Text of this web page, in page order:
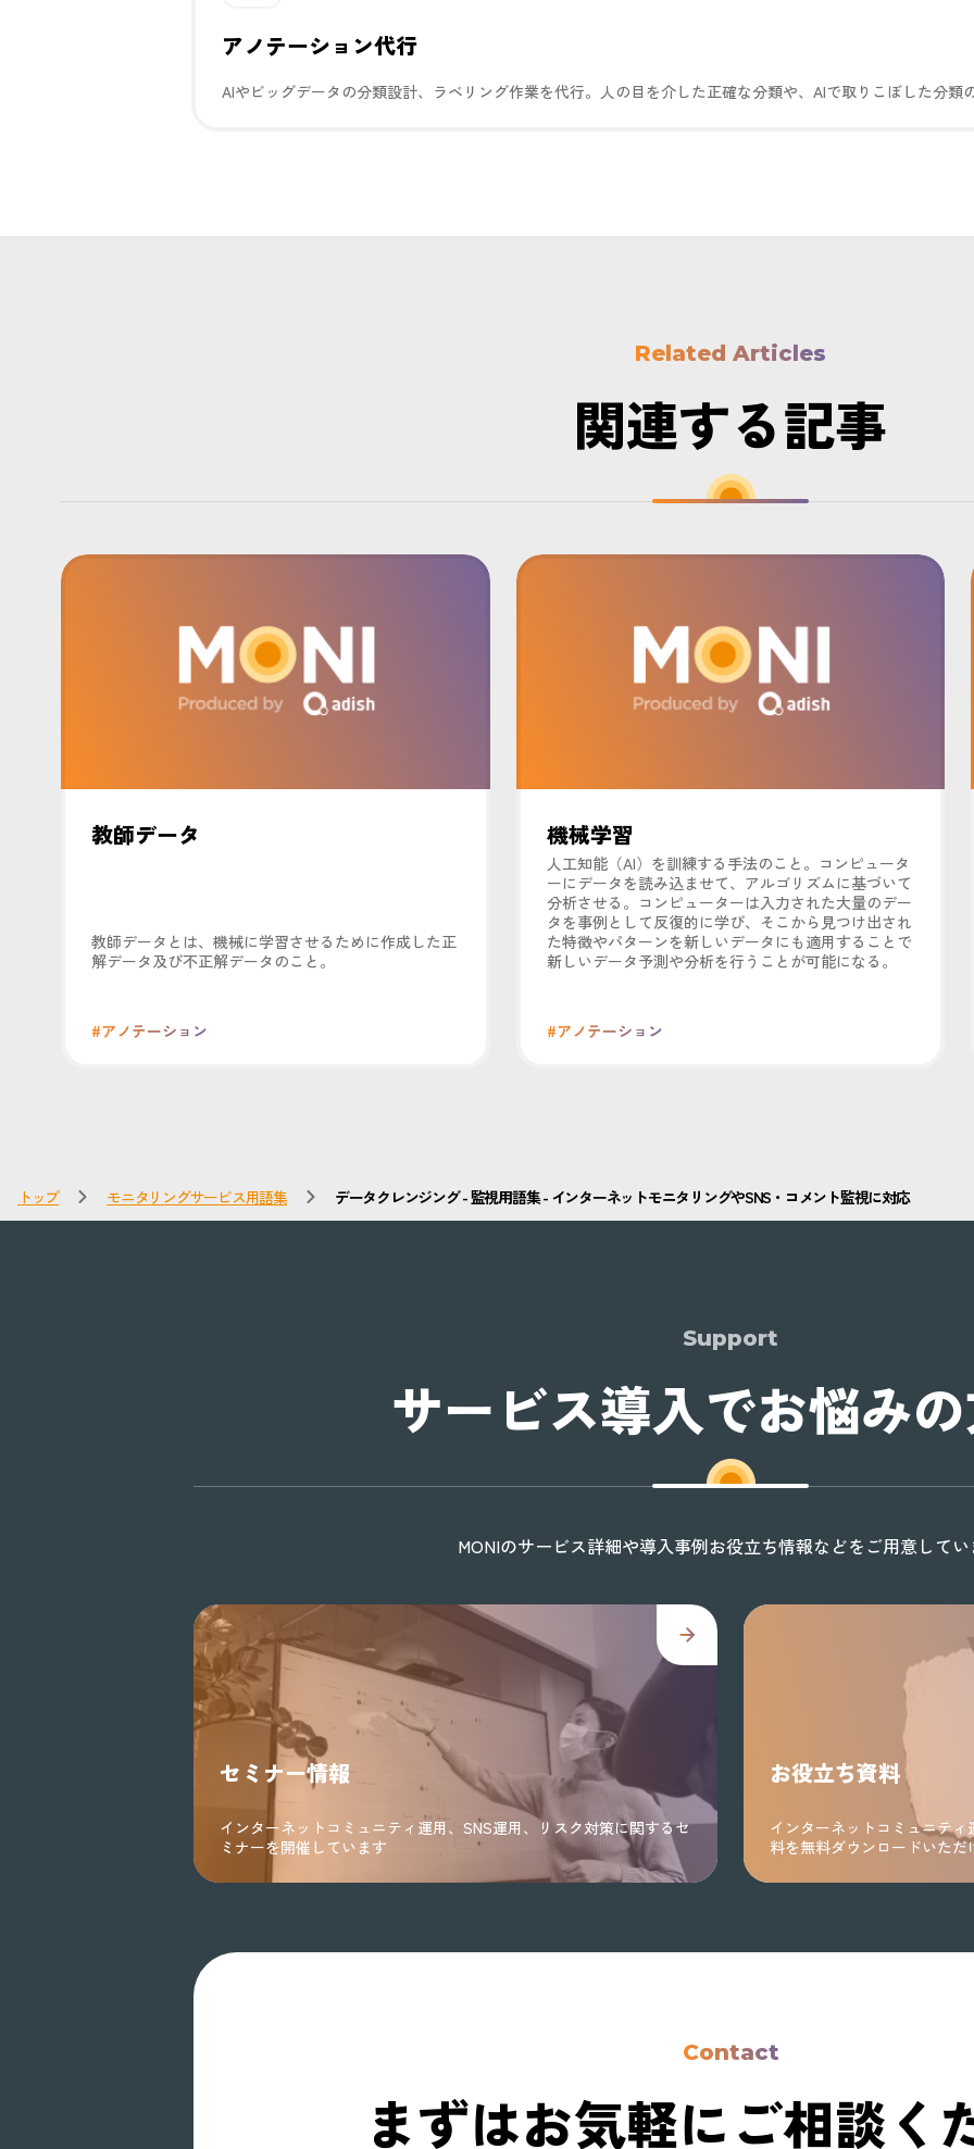
アノテーション代行
AIやビッグデータの分類設計、ラベリング作業を代行。人の目を介した正確な分類や、AIで取りこぼした分類
Related Articles
関連する記事
教師データ
教師データとは、機械に学習させるために作成した正
解データ及び不正解データのこと。
#アノテーション
機械学習
人工知能（AI）を訓練する手法のこと。コンピュータ
ーにデータを読み込ませて、アルゴリズムに基づいて
分析させる。コンピューターは入力された大量のデー
タを事例として反復的に学び、そこから見つけ出され
た特徴やパターンを新しいデータにも適用することで
新しいデータ予測や分析を行うことが可能になる。
#アノテーション
トップ モニタリングサービス用語集 データクレンジング - 監視用語集 - インターネットモニタリングやSNS・コメント監視に対応
Support
サービス導入でお悩み
MONIのサービス詳細や導入事例お役立ち情報などをご用意して
セミナー情報
インターネットコミュニティ運用、SNS運用、リスク対策に関するセ
ミナーを開催しています
お役立ち資料
インターネットコミュニテ
料を無料ダウンロードいただ
Contact
まずはお気軽にご相談く